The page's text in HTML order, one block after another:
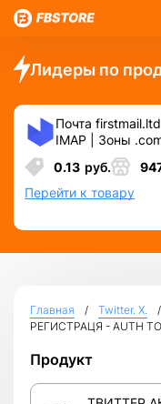
Лидеры по
Почта firstmail.ltd |
IMAP | Зоны .com
Новые, Чистые,
Вечные ❗️ Для
различных
соц.сетей.
0.13 руб.
Перейти к товару
Главная Twitter. X.
РЕГИСТРАЦЯ - AUTH
Продукт